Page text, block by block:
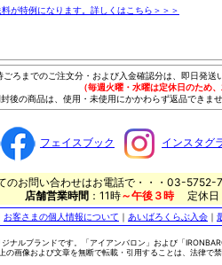
が特例になります。詳しくはこちら＞＞＞
ごろまでのご注文分・および入金確認分は、即日発
（毎週火曜・水曜は定休日のため
後の商品は、使用・未使用にかかわらず返品できま
フェイスブック インスタグ
のお問い合わせはお電話で・・・03-5752-
店舗営業時間 ：11時～午後３時 定休
お客さまの個人情報について ｜ あいばろくらぶ入会 ｜
ジナルブランドです。「アイアンバロン」および「
の画像および文章を無断で転載・引用することは、法律で